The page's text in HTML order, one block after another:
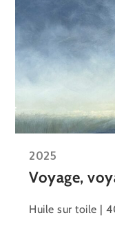
2025
Voyage,
Huile sur toile |